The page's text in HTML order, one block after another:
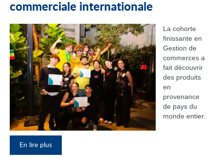
commerciale internationale
La cohorte
finissante en
Gestion de
commerces a
fait découvrir
des produits
en
provenance
de pays du
monde entier.
En lire plus